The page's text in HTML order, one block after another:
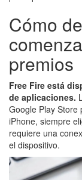
Cómo
premios
Free Fire está
de aplicaciones.
Google Play Store
iPhone, siempre
requiere una
el dispositivo.